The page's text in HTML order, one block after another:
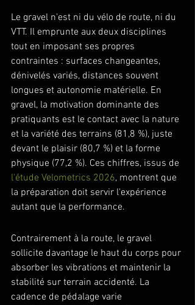
Le gravel n'est ni du vélo de route, ni du
VTT. Il emprunte aux deux disciplines
tout en imposant ses propres
contraintes : surfaces changeantes,
dénivelés variés, distances souvent
longues et autonomie matérielle. En
gravel, la motivation dominante des
pratiquants est le contact avec la nature
et la variété des terrains (81,8 %), juste
devant le plaisir (80,7 %) et la forme
physique (77,2 %). Ces chiffres, issus de
l'étude Velometrics 2026, montrent que
la préparation doit servir l'expérience
autant que la performance.
Contrairement à la route, le gravel
sollicite davantage le haut du corps pour
absorber les vibrations et maintenir la
stabilité sur terrain accidenté. La
cadence de pédalage varie